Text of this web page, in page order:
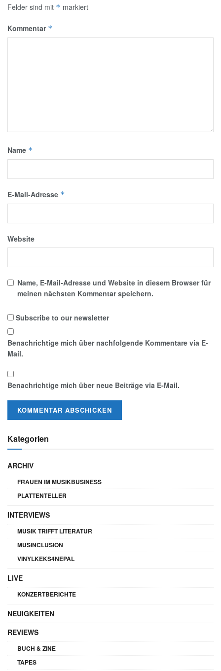
Felder sind mit * markiert
Kommentar *
Name *
E-Mail-Adresse *
Website
Name, E-Mail-Adresse und Website in diesem Browser für
meinen nächsten Kommentar speichern.
Subscribe to our newsletter
Benachrichtige mich über nachfolgende Kommentare via E-
Mail.
Benachrichtige mich über neue Beiträge via E-Mail.
Kategorien
ARCHIV
FRAUEN IM MUSIKBUSINESS
PLATTENTELLER
INTERVIEWS
MUSIK TRIFFT LITERATUR
MUSINCLUSION
VINYLKEKS4NEPAL
LIVE
KONZERTBERICHTE
NEUIGKEITEN
REVIEWS
BUCH & ZINE
TAPES